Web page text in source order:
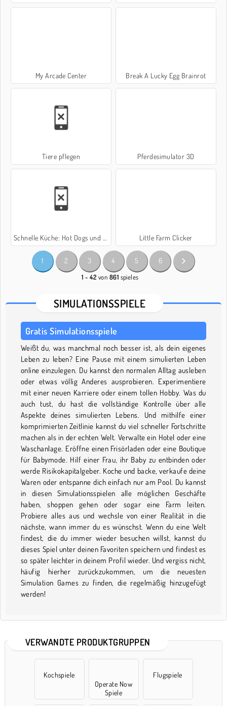
My Arcade Center Break A Lucky Egg Brainrot
Tiere pflegen Pferdesimulator 3D
Schnelle Küche: Hot Dogs und Hamburger Little Farm Clicker
1 2 3 4 5 6
1 - 42 von 861 spieles
SIMULATIONSSPIELE
Gratis Simulationsspiele
Weißt du, was manchmal noch besser ist, als dein eigenes
Leben zu leben? Eine Pause mit einem simulierten Leben
online einzulegen. Du kannst den normalen Alltag ausleben
oder etwas völlig Anderes ausprobieren. Experimentiere
mit einer neuen Karriere oder einem tollen Hobby. Was du
auch tust, du hast die vollständige Kontrolle über alle
Aspekte deines simulierten Lebens. Und mithilfe einer
komprimierten Zeitlinie kannst du viel schneller Fortschritte
machen als in der echten Welt. Verwalte ein Hotel oder eine
Waschanlage. Eröffne einen Frisörladen oder eine Boutique
für Babymode. Hilf einer Frau, ihr Baby zu entbinden oder
werde Risikokapitalgeber. Koche und backe, verkaufe deine
Waren oder entspanne dich einfach nur am Pool. Du kannst
in diesen Simulationsspielen alle möglichen Geschäfte
haben, shoppen gehen oder sogar eine Farm leiten.
Probiere alles aus und wechsle von einer Realität in die
nächste, wann immer du es wünschst. Wenn du eine Welt
findest, die du immer wieder besuchen willst, kannst du
dieses Spiel unter deinen Favoriten speichern und findest es
so später leichter in deinem Profil wieder. Und vergiss nicht,
häufig hierher zurückzukommen, um die neuesten
Simulation Games zu finden, die regelmäßig hinzugefügt
werden!
VERWANDTE PRODUKTGRUPPEN
Kochspiele
Operate Now
Spiele
Flugspiele